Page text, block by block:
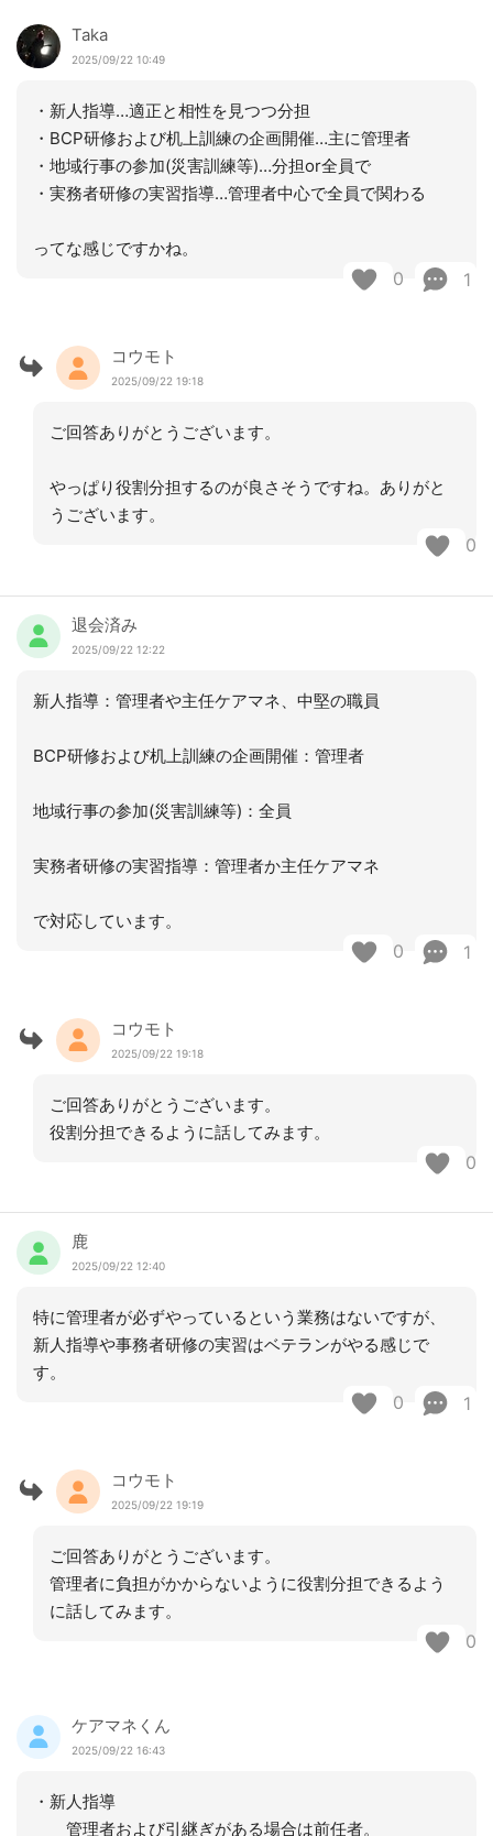
Taka
2025/09/22 10:49
・新人指導…適正と相性を見つつ分担
・BCP研修および机上訓練の企画開催…主に管理者
・地域行事の参加(災害訓練等)…分担or全員で
・実務者研修の実習指導…管理者中心で全員で関わる
ってな感じですかね。
0 1
コウモト
2025/09/22 19:18
ご回答ありがとうございます。
やっぱり役割分担するのが良さそうですね。ありがと
うございます。
0
退会済み
2025/09/22 12:22
新人指導：管理者や主任ケアマネ、中堅の職員
BCP研修および机上訓練の企画開催：管理者
地域行事の参加(災害訓練等)：全員
実務者研修の実習指導：管理者か主任ケアマネ
で対応しています。
0 1
コウモト
2025/09/22 19:18
ご回答ありがとうございます。
役割分担できるように話してみます。
0
鹿
2025/09/22 12:40
特に管理者が必ずやっているという業務はないですが、
新人指導や事務者研修の実習はベテランがやる感じで
す。
0 1
コウモト
2025/09/22 19:19
ご回答ありがとうございます。
管理者に負担がかからないように役割分担できるよう
に話してみます。
0
ケアマネくん
2025/09/22 16:43
・新人指導
管理者および引継ぎがある場合は前任者。